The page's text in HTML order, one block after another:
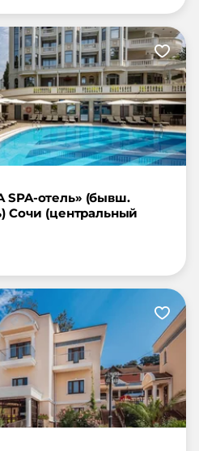
SPA-отель» (бывш.
Сочи (центральный